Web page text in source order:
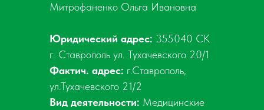
Митрофаненко Ольга Ивановна
Юридический адрес: 355040 СК
г. Ставрополь ул. Тухачевского 20/1
Фактич. адрес: г.Ставрополь,
ул.Тухачевского 21/2
Вид деятельности: Медицинские